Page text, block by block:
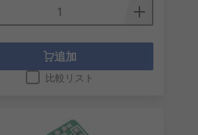
追加
比較リスト